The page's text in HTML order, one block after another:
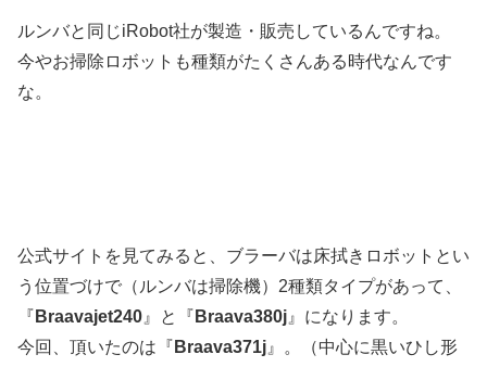
ルンバと同じiRobot社が製造・販売しているんですね。
今やお掃除ロボットも種類がたくさんある時代なんです
な。
公式サイトを見てみると、ブラーバは床拭きロボットとい
う位置づけで（ルンバは掃除機）2種類タイプがあって、
『 Braavajet240 』と『 Braava380j 』になります。
今回、頂いたのは『 Braava371j 』。（中心に黒いひし形